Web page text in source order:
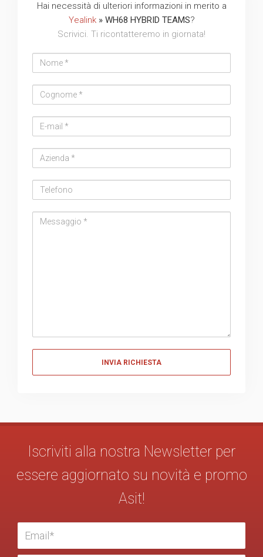
Hai necessità di ulteriori informazioni in merito a
Yealink» WH68 HYBRID TEAMS?
Scrivici. Ti ricontatteremo in giornata!
address
Iscriviti alla nostra Newsletter per
essere aggiornato su novità e promo
Asit!